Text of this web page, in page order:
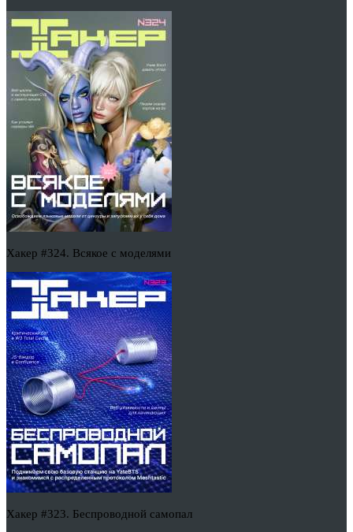
Хакер #324. Всякое с моделями
Хакер #323. Беспроводной самопал